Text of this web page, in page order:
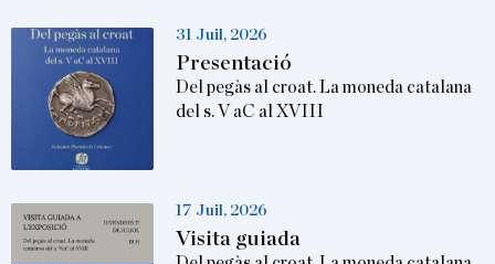
31 Juil, 2026
Presentació
Del pegàs al croat. La moneda catalana
del s. V aC al XVIII
17 Juil, 2026
Visita guiada